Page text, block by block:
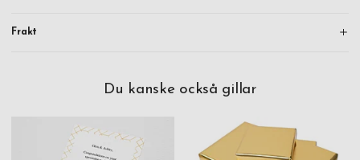
Frakt
Du kanske också gillar